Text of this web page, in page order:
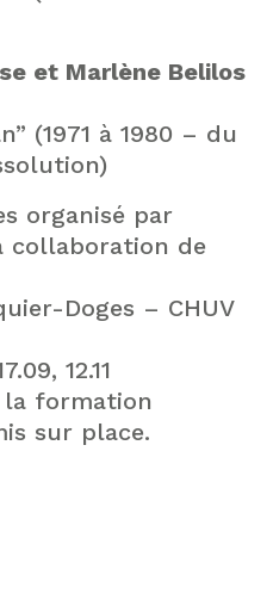
et Marlène Belilos
(1971 à 1980 – du
organisé par
collaboration de
Doges – CHUV
12.11
formation
sur place.